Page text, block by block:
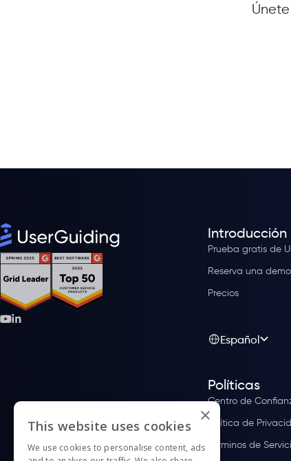
Introducción
Prueba gratis de
Reserva una
Precios
Español
Políticas
Centro de
Política de
Términos de
×
This website uses cookies
We use cookies to personalise content, ads